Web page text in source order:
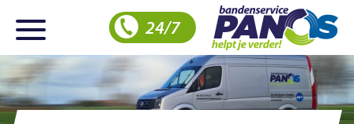
24/7